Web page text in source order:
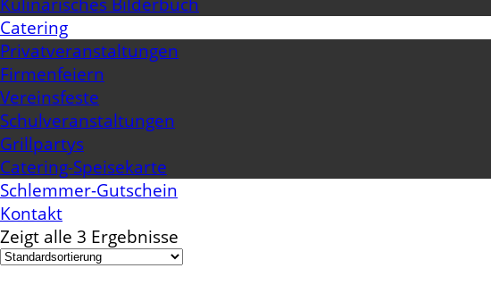
Catering
Privatveranstaltungen
Firmenfeiern
Vereinsfeste
Schulveranstaltungen
Grillpartys
Catering-Speisekarte
Schlemmer-Gutschein
Kontakt
Zeigt alle 3 Ergebnisse